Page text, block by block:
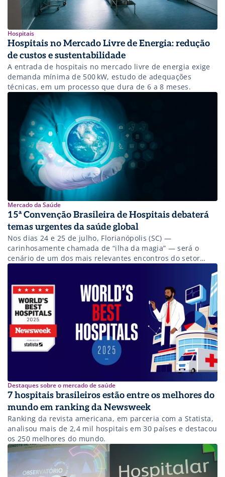
Hospitais
Hospitais no Mercado Livre de Energia: redução
de custos e sustentabilidade
A entrada de hospitais no mercado livre de energia exige
demanda mínima de 500 kW, estudo de adequações
técnicas, em um processo que dura de 6 a 8 meses.
Mercado da Saúde
15ª Convenção Brasileira de Hospitais debaterá
temas urgentes da saúde global
Nos dias 24 e 25 de julho, Florianópolis (SC) —
carinhosamente chamada de “ilha da magia” — será o
cenário de um dos mais relevantes encontros do setor
hospitalar brasileiro. A 15ª Convenção Brasileira de
profissionais no Centro de Convenções de Florianópolis
(CentroSul), oferecendo uma programação […]
Destaques sobre o mercado de saúde
7 hospitais brasileiros estão entre os melhores do
mundo em ranking da Newsweek
Ranking da revista americana, em parceria com a Statista,
analisou mais de 2,4 mil hospitais em 30 países e destacou
os 250 melhores do mundo.